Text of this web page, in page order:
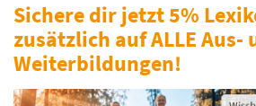
Sichere dir jetzt 5%
zusätzlich auf ALLE Aus-
Weiterbildungen!